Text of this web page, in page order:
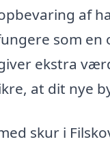
af
som
ekstra
at dit nye
skur i